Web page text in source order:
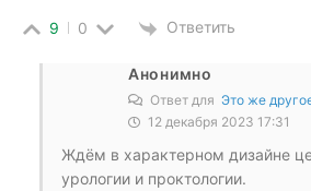
9 0 Ответить
Анонимно
Ответ для Это же
12 декабря 2023 17:31
Ждём в характерном дизайне
урологии и проктологии.